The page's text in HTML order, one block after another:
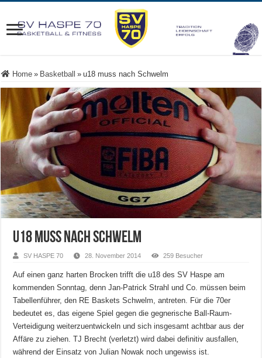
Home » Basketball » u18 muss nach Schwelm
u18 muss nach Schwelm
SV HASPE 70 28. November 2014 259 Besucher
Auf einen ganz harten Brocken trifft die u18 des SV Haspe am
kommenden Sonntag, denn Jan-Patrick Strahl und Co. müssen beim
Tabellenführer, den RE Baskets Schwelm, antreten. Für die 70er
bedeutet es, das eigene Spiel gegen die gegnerische Ball-Raum-
Verteidigung weiterzuentwickeln und sich insgesamt achtbar aus der
Affäre zu ziehen. TJ Brecht (verletzt) wird dabei definitiv ausfallen,
während der Einsatz von Julian Nowak noch ungewiss ist.